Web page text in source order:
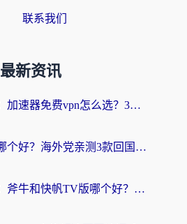
联系我们
最新资讯
海外党必看：加速器免费vpn怎么选？3步教你无缝访问国内资源
穿梭和巨鲸哪个好？海外党亲测3款回国加速器，教你避开90%的坑
海外党必看：斧牛和快帆TV版哪个好？3分钟选对回国加速器，无缝刷B站、追热剧